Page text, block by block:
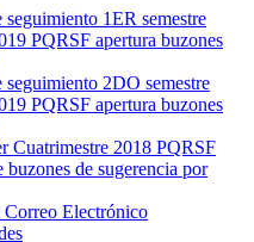
1ER semestre
PQRSF apertura buzones
seguimiento 2DO semestre
PQRSF apertura buzones
Cuatrimestre 2018 PQRSF
buzones de sugerencia por
Electrónico